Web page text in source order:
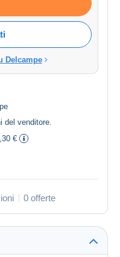
Delcampe
del venditore.
€
0 offerte